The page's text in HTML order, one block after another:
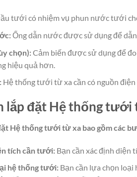
tưới có nhiệm vụ phun nước tưới
Ống dẫn nước được sử dụng để
chọn):Cảm biến được sử dụng để đo
hiệu quả hơn.
Hệ thống tưới từ xa cần có nguồn điện
lắp đặt Hệ thống tưới
Hệ thống tưới từ xa bao gồm các
tích cần tưới:Bạn cần xác định diện
hệ thống tưới:Bạn cần lựa chọn